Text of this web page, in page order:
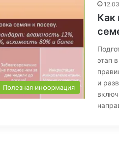
Полезная информация
Как
этап
и